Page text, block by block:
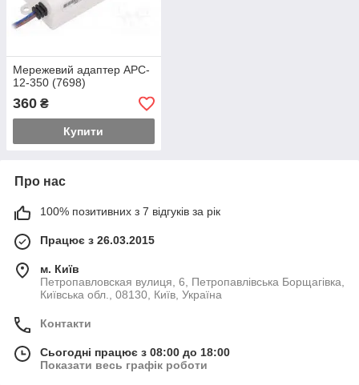
Мережевий адаптер APC-
12-350 (7698)
360 ₴
Купити
Про нас
100% позитивних з 7 відгуків за рік
Працює з 26.03.2015
м. Київ
Петропавловская вулиця, 6, Петропавлівська Борщагівка,
Київська обл., 08130, Київ, Україна
Контакти
Сьогодні працює з 08:00 до 18:00
Показати весь графік роботи